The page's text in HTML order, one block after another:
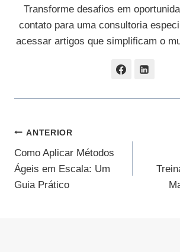
Transforme desafios em
contato para uma consultoria
acessar artigos que simplificam o
Navegação
De
Post
ANTERIOR
Como Aplicar Métodos
Ágeis em Escala: Um
Guia Prático